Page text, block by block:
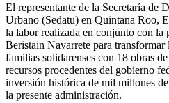
El representante de la Secretaría de
Urbano (Sedatu) en Quintana Roo,
la labor realizada en conjunto con la
Beristain Navarrete para transformar
familias solidarenses con 18 obras
recursos procedentes del gobierno
inversión histórica de mil millones
la presente administración.